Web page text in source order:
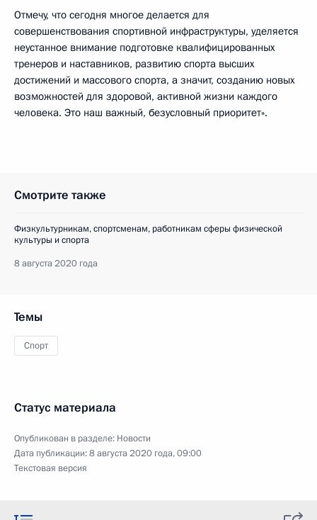
Отмечу, что сегодня многое делается для
совершенствования спортивной инфраструктуры, уделяется
неустанное внимание подготовке квалифицированных
тренеров и наставников, развитию спорта высших
достижений и массового спорта, а значит, созданию новых
возможностей для здоровой, активной жизни каждого
человека. Это наш важный, безусловный приоритет».
Смотрите также
Физкультурникам, спортсменам, работникам сферы физической
культуры и спорта
8 августа 2020 года
Темы
Спорт
Статус материала
Опубликован в разделе: Новости
Дата публикации:8 августа 2020 года, 09:00
Текстовая версия